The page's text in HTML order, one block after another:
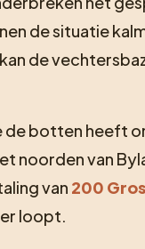
de situatie
de
de botten heeft
noorden van
van 200
loopt.